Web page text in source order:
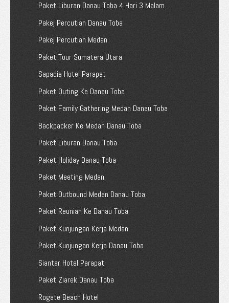
Paket Liburan Danau Toba 4 Hari 3 Malam
Pakej Percutian Danau Toba
Pakej Percutian Medan
Paket Tour Sumatera Utara
Sapadia Hotel Parapat
Paket Outing Ke Danau Toba
Paket Family Gathering Medan Danau Toba
Backpacker Ke Medan Danau Toba
Paket Liburan Danau Toba
Paket Holiday Danau Toba
Paket Meeting Medan
Paket Outbound Medan Danau Toba
Paket Reunian Ke Danau Toba
Paket Kunjungan Kerja Medan
Paket Kunjungan Kerja Danau Toba
Siantar Hotel Parapat
Paket Ziarek Danau Toba
Rogate Beach Hotel